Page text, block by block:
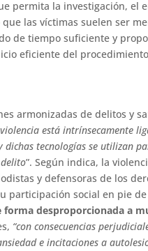
permita la investigación, el
las víctimas suelen ser
de tiempo suficiente y
eficiente del
armonizadas de delitos y
está intrínsecamente
dichas tecnologías se utilizan
”. Según indica, la
y defensoras de los
participación social en pie
desproporcionada a
“con consecuencias
e incitaciones a